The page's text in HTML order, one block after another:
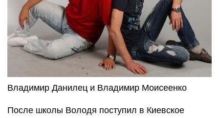
Владимир Данилец и Владимир Моисеенко
После школы Володя поступил в Киевское